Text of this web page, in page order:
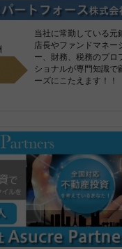
当社に常勤している元
店長やファンドマネー
ー、財務、税務のプロ
ショナルが専門知識で
ーズにこたえます！！